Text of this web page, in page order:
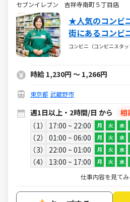
セブンイレブン 吉祥寺南町５丁目店
★人気のコンビ
街にあるコンビ
て給料UP↑↑
コンビニ（コンビニスタッ
時給 1,230円 ～ 1,266円
東京都 武蔵野市
週1日以上・2時間/日 から
相
1
17:00 ~ 22:00 月 火 水
2 01:00 ~ 06:00 月 火 水
3 22:00 ~ 01:00 月 火 水
4 13:00 ~ 17:00 月 火 水
仕事内容を見てみ